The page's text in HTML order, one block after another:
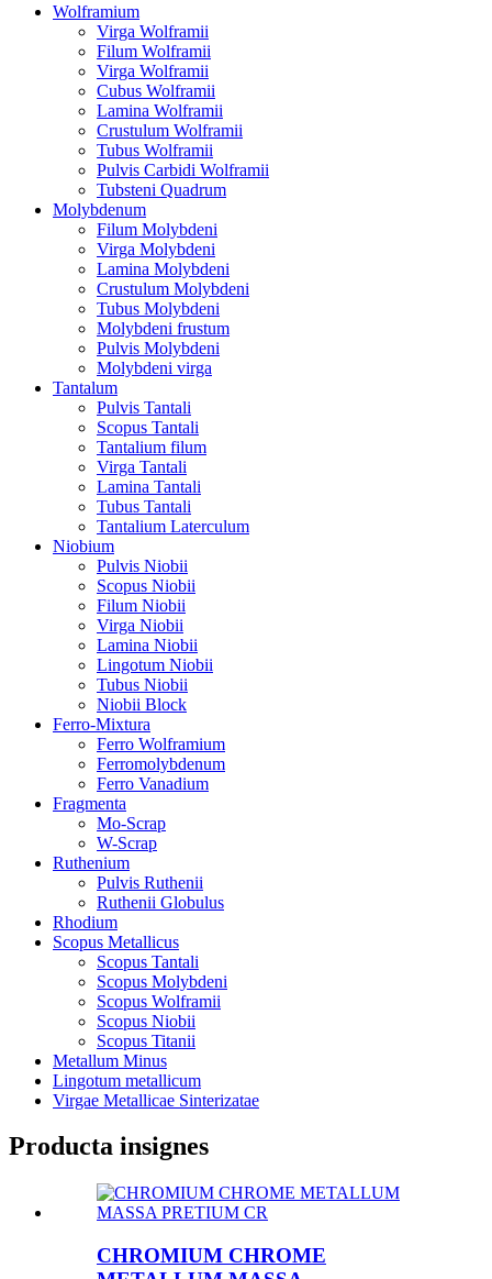
Wolframium
Virga Wolframii
Filum Wolframii
Virga Wolframii
Cubus Wolframii
Lamina Wolframii
Crustulum Wolframii
Tubus Wolframii
Pulvis Carbidi Wolframii
Tubsteni Quadrum
Molybdenum
Filum Molybdeni
Virga Molybdeni
Lamina Molybdeni
Crustulum Molybdeni
Tubus Molybdeni
Molybdeni frustum
Pulvis Molybdeni
Molybdeni virga
Tantalum
Pulvis Tantali
Scopus Tantali
Tantalium filum
Virga Tantali
Lamina Tantali
Tubus Tantali
Tantalium Laterculum
Niobium
Pulvis Niobii
Scopus Niobii
Filum Niobii
Virga Niobii
Lamina Niobii
Lingotum Niobii
Tubus Niobii
Niobii Block
Ferro-Mixtura
Ferro Wolframium
Ferromolybdenum
Ferro Vanadium
Fragmenta
Mo-Scrap
W-Scrap
Ruthenium
Pulvis Ruthenii
Ruthenii Globulus
Rhodium
Scopus Metallicus
Scopus Tantali
Scopus Molybdeni
Scopus Wolframii
Scopus Niobii
Scopus Titanii
Metallum Minus
Lingotum metallicum
Virgae Metallicae Sinterizatae
Producta insignes
CHROMIUM CHROME